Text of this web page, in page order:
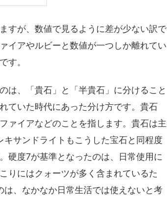
すが、数値で見るように差が少ない訳で
イアやルビーと数値が一つしか離れてい
す。
は、「貴石」と「半貴石」に分けること
ていた時代にあった分け方です。貴石
ァイアなどのことを指します。貴石は主
サンドライトもこうした宝石と同程度
硬度7が基準となったのは、日常使用に
りにはクォーツが多く含まれているた
、なかなか日常生活では使えないと考